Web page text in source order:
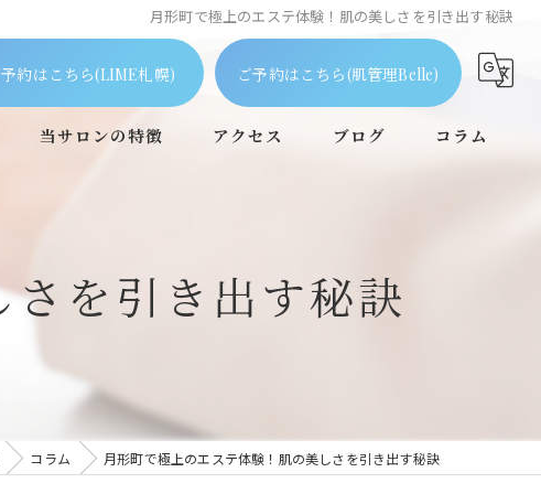
月形町で極上のエステ体験！肌の美しさを引き出す秘訣
約はこちら(LIME札幌) ご予約はこちら(肌管理Belle)
当サロンの特徴
フェイシャル
ニキビケア
アクセス ブログ コラム
を引き出す秘訣
コラム 月形町で極上のエステ体験！肌の美しさを引き出す秘訣